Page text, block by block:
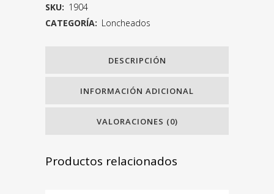
SKU: 1904
CATEGORÍA: Loncheados
DESCRIPCIÓN
INFORMACIÓN ADICIONAL
VALORACIONES (0)
Productos relacionados